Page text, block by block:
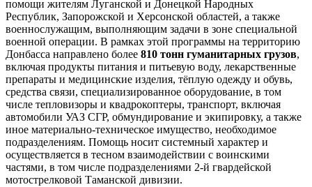
помощи жителям Луганской и Донецкой Народных
Республик, Запорожской и Херсонской областей, а также
военнослужащим, выполняющим задачи в зоне специальной
военной операции. В рамках этой программы на территорию
Донбасса направлено более 810 тонн гуманитарных грузов,
включая продукты питания и питьевую воду, лекарственные
препараты и медицинские изделия, тёплую одежду и обувь,
средства связи, специализированное оборудование, в том
числе тепловизоры и квадрокоптеры, транспорт, включая
автомобили УАЗ СГР, обмундирование и экипировку, а также
иное материально-техническое имущество, необходимое
подразделениям. Помощь носит системный характер и
осуществляется в тесном взаимодействии с воинскими
частями, в том числе подразделениями 2-й гвардейской
мотострелковой Таманской дивизии.